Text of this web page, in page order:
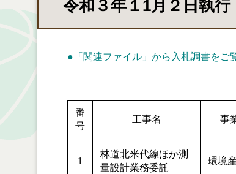
令和３年１1月２日執
● 「関連ファイル」 から入札調書をご
番
号
工事名 事
1
林道北米代線ほか測
量設計業務委託
環境